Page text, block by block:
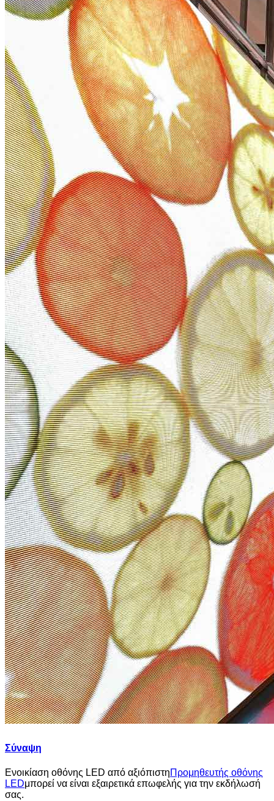
Σύναψη
Ενοικίαση οθόνης LED από αξιόπιστηΠρομηθευτής οθόνης
LEDμπορεί να είναι εξαιρετικά επωφελής για την εκδήλωσή
σας.